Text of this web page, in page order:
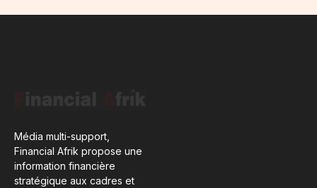
Média multi-support,
Financial Afrik propose une
information financière
stratégique aux cadres et